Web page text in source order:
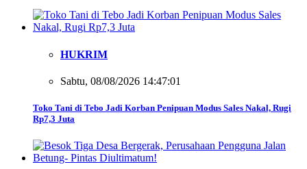
HUKRIM
Sabtu, 08/08/2026 14:47:01
Toko Tani di Tebo Jadi Korban Penipuan Modus Sales Nakal, Rugi
Rp7,3 Juta